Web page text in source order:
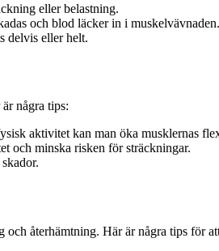
eller belastning.
och blod läcker in i muskelvävnaden.
delvis eller helt.
några tips:
aktivitet kan man öka musklernas
och minska risken för sträckningar.
återhämtning. Här är några tips för